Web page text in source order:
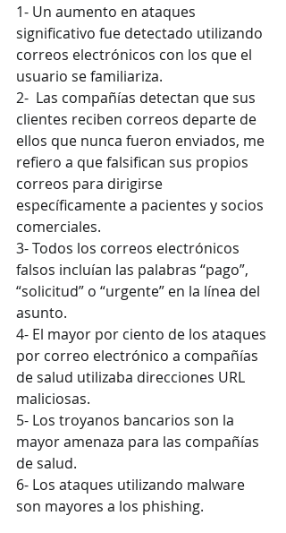
1- Un aumento en ataques
significativo fue detectado utilizando
correos electrónicos con los que el
usuario se familiariza.
2-  Las compañías detectan que sus
clientes reciben correos departe de
ellos que nunca fueron enviados, me
refiero a que falsifican sus propios
correos para dirigirse
específicamente a pacientes y socios
comerciales.
3- Todos los correos electrónicos
falsos incluían las palabras “pago”,
“solicitud” o “urgente” en la línea del
asunto.
4- El mayor por ciento de los ataques
por correo electrónico a compañías
de salud utilizaba direcciones URL
maliciosas.
5- Los troyanos bancarios son la
mayor amenaza para las compañías
de salud.
6- Los ataques utilizando malware
son mayores a los phishing.